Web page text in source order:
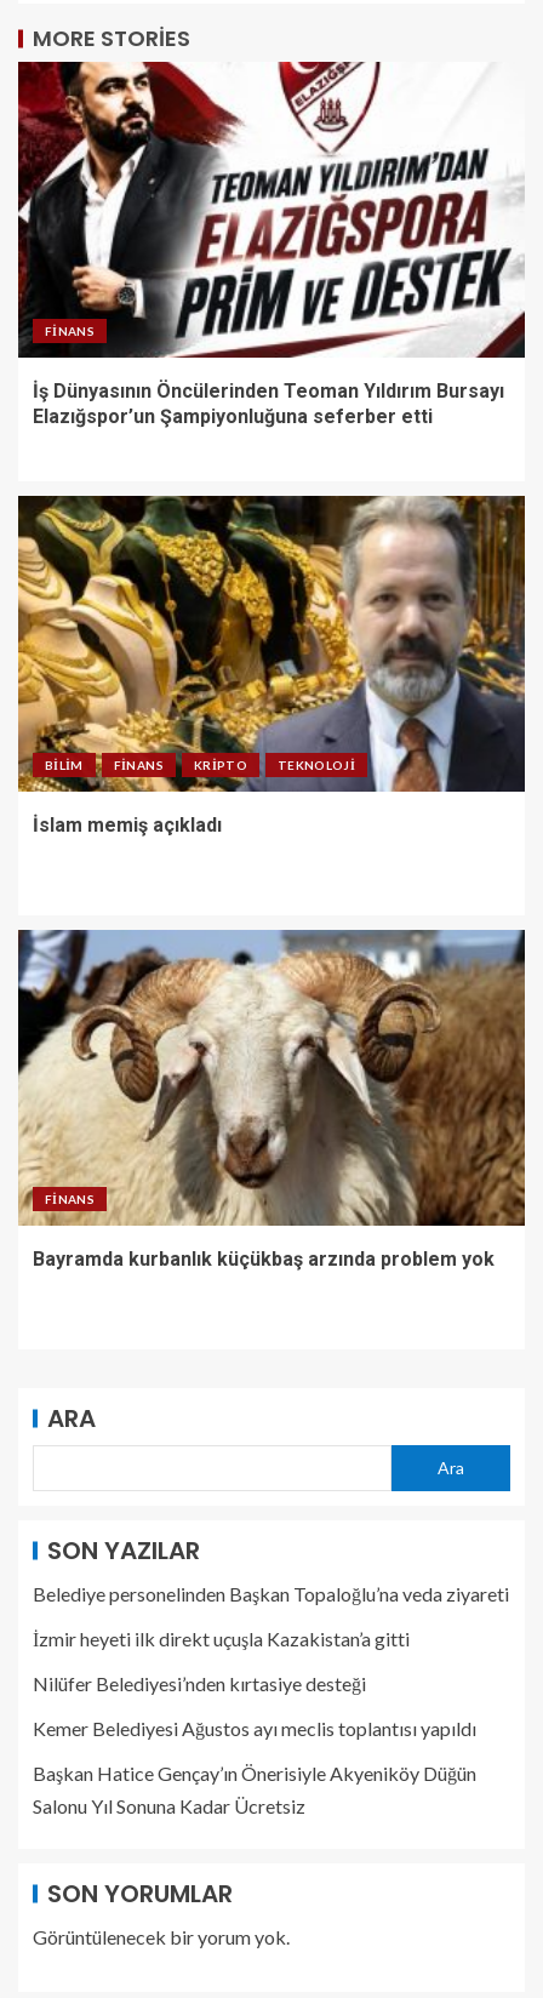
MORE STORIES
FINANS
İş Dünyasının Öncülerinden Teoman Yıldırım Bursayı
Elazığspor’un Şampiyonluğuna seferber etti
BILIM FINANS KRIPTO TEKNOLOJI
İslam memiş açıkladı
FINANS
Bayramda kurbanlık küçükbaş arzında problem yok
ARA
Ara
SON YAZILAR
Belediye personelinden Başkan Topaloğlu’na veda ziyareti
İzmir heyeti ilk direkt uçuşla Kazakistan’a gitti
Nilüfer Belediyesi’nden kırtasiye desteği
Kemer Belediyesi Ağustos ayı meclis toplantısı yapıldı
Başkan Hatice Gençay’ın Önerisiyle Akyeniköy Düğün
Salonu Yıl Sonuna Kadar Ücretsiz
SON YORUMLAR
Görüntülenecek bir yorum yok.